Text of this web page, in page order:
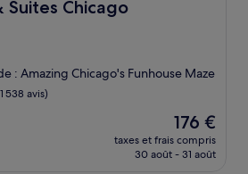
Suites Chicago
Chicago Downtown
: Amazing Chicago's Funhouse Maze
538 avis)
Le
nouveau
prix
176 €
taxes et frais compris
30 août - 31 août